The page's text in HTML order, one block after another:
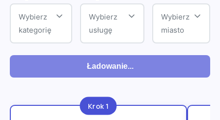
Wybierz
kategorię
Wybierz
usługę
Wybierz
miasto
Ładowanie...
Krok 1